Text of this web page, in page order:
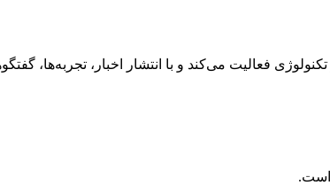
سفر، اقتصاد و تکنولوژی فعالیت می‌کند و با انتشار اخبار،
است.